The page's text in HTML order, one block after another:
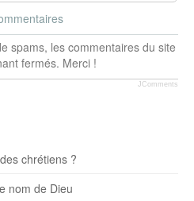
spams, les commentaires du site
fermés. Merci !
JComments
chrétiens ?
nom de Dieu